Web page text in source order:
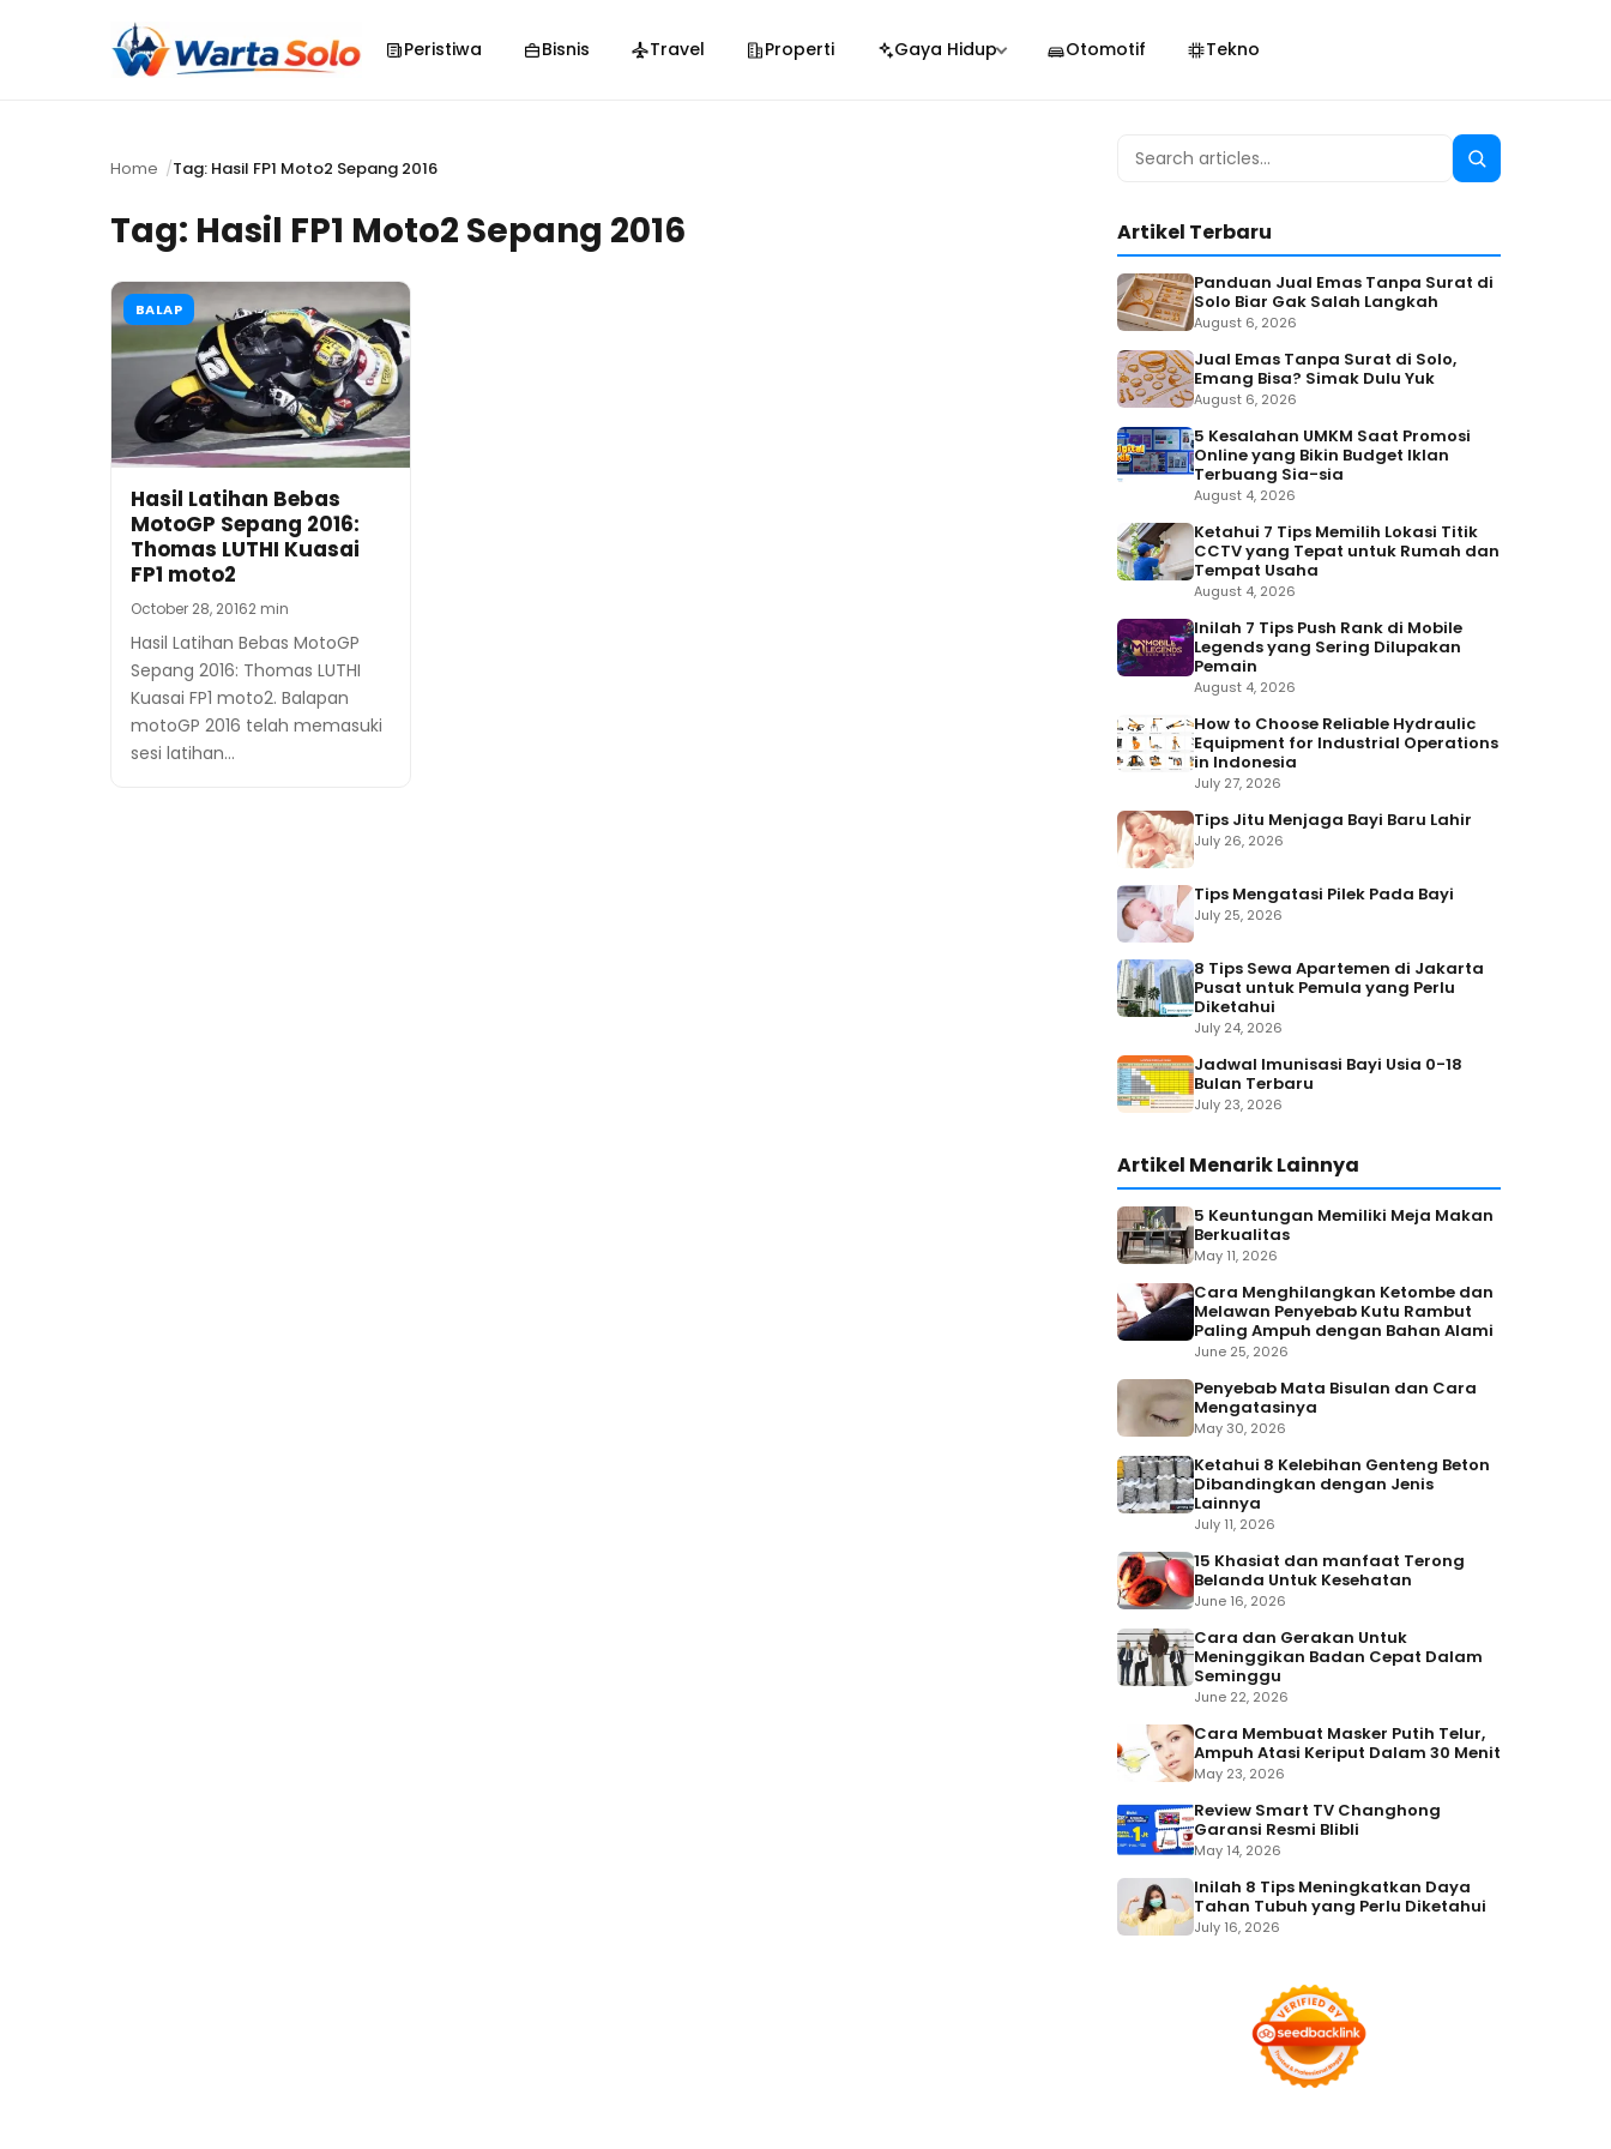
Peristiwa Bisnis Travel Properti Gaya Hidup Otomotif Tekno
Home Tag: Hasil FP1 Moto2 Sepang 2016
Tag: Hasil FP1 Moto2 Sepang 2016
BALAP
Hasil Latihan Bebas
MotoGP Sepang 2016:
Thomas LUTHI Kuasai
FP1 moto2
October 28, 20162 min
Hasil Latihan Bebas MotoGP
Sepang 2016: Thomas LUTHI
Kuasai FP1 moto2. Balapan
motoGP 2016 telah memasuki
sesi latihan…
Search
Search
Artikel Terbaru
Panduan Jual Emas Tanpa Surat di
Solo Biar Gak Salah Langkah
August 6, 2026
Jual Emas Tanpa Surat di Solo,
Emang Bisa? Simak Dulu Yuk
August 6, 2026
5 Kesalahan UMKM Saat Promosi
Online yang Bikin Budget Iklan
Terbuang Sia-sia
August 4, 2026
Ketahui 7 Tips Memilih Lokasi Titik
CCTV yang Tepat untuk Rumah dan
Tempat Usaha
August 4, 2026
Inilah 7 Tips Push Rank di Mobile
Legends yang Sering Dilupakan
Pemain
August 4, 2026
How to Choose Reliable Hydraulic
Equipment for Industrial Operations
in Indonesia
July 27, 2026
Tips Jitu Menjaga Bayi Baru Lahir
July 26, 2026
Tips Mengatasi Pilek Pada Bayi
July 25, 2026
8 Tips Sewa Apartemen di Jakarta
Pusat untuk Pemula yang Perlu
Diketahui
July 24, 2026
Jadwal Imunisasi Bayi Usia 0-18
Bulan Terbaru
July 23, 2026
Artikel Menarik Lainnya
5 Keuntungan Memiliki Meja Makan
Berkualitas
May 11, 2026
Cara Menghilangkan Ketombe dan
Melawan Penyebab Kutu Rambut
Paling Ampuh dengan Bahan Alami
June 25, 2026
Penyebab Mata Bisulan dan Cara
Mengatasinya
May 30, 2026
Ketahui 8 Kelebihan Genteng Beton
Dibandingkan dengan Jenis
Lainnya
July 11, 2026
15 Khasiat dan manfaat Terong
Belanda Untuk Kesehatan
June 16, 2026
Cara dan Gerakan Untuk
Meninggikan Badan Cepat Dalam
Seminggu
June 22, 2026
Cara Membuat Masker Putih Telur,
Ampuh Atasi Keriput Dalam 30 Menit
May 23, 2026
Review Smart TV Changhong
Garansi Resmi Blibli
May 14, 2026
Inilah 8 Tips Meningkatkan Daya
Tahan Tubuh yang Perlu Diketahui
July 16, 2026